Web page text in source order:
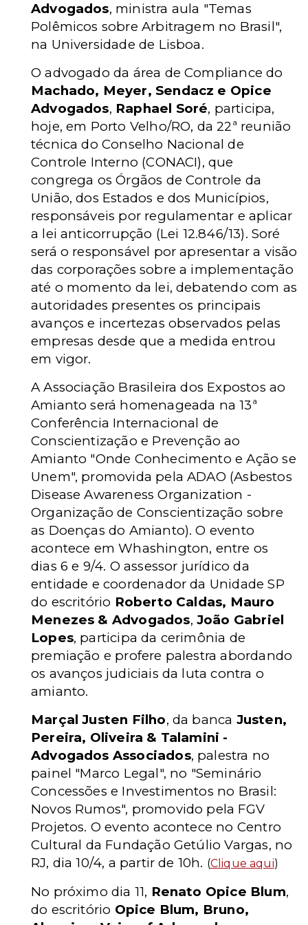
Advogados, ministra aula "Temas
Polêmicos sobre Arbitragem no Brasil",
na Universidade de Lisboa.
O advogado da área de Compliance do
Machado, Meyer, Sendacz e Opice
Advogados, Raphael Soré, participa,
hoje, em Porto Velho/RO, da 22ª reunião
técnica do Conselho Nacional de
Controle Interno (CONACI), que
congrega os Órgãos de Controle da
União, dos Estados e dos Municípios,
responsáveis por regulamentar e aplicar
a lei anticorrupção (Lei 12.846/13). Soré
será o responsável por apresentar a visão
das corporações sobre a implementação
até o momento da lei, debatendo com as
autoridades presentes os principais
avanços e incertezas observados pelas
empresas desde que a medida entrou
em vigor.
A Associação Brasileira dos Expostos ao
Amianto será homenageada na 13ª
Conferência Internacional de
Conscientização e Prevenção ao
Amianto "Onde Conhecimento e Ação se
Unem", promovida pela ADAO (Asbestos
Disease Awareness Organization -
Organização de Conscientização sobre
as Doenças do Amianto). O evento
acontece em Whashington, entre os
dias 6 e 9/4. O assessor jurídico da
entidade e coordenador da Unidade SP
do escritório Roberto Caldas, Mauro
Menezes & Advogados, João Gabriel
Lopes, participa da cerimônia de
premiação e profere palestra abordando
os avanços judiciais da luta contra o
amianto.
Marçal Justen Filho, da banca Justen,
Pereira, Oliveira & Talamini -
Advogados Associados, palestra no
painel "Marco Legal", no "Seminário
Concessões e Investimentos no Brasil:
Novos Rumos", promovido pela FGV
Projetos. O evento acontece no Centro
Cultural da Fundação Getúlio Vargas, no
RJ, dia 10/4, a partir de 10h. (Clique aqui)
No próximo dia 11, Renato Opice Blum,
do escritório Opice Blum, Bruno,